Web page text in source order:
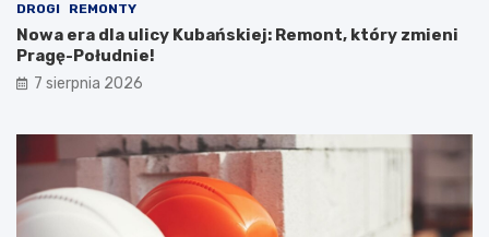
DROGI REMONTY
Nowa era dla ulicy Kubańskiej: Remont, który zmieni
Pragę-Południe!
7 sierpnia 2026